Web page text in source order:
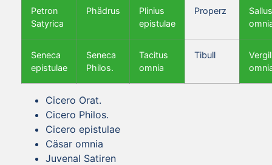
Petron
Satyrica
Phädrus
Plinius
epistulae
Properz
Seneca
epistulae
Seneca
Philos.
Tacitus
omnia
Tibull
Vergil
Cicero Orat.
Cicero Philos.
Cicero epistulae
Cäsar omnia
Juvenal Satiren